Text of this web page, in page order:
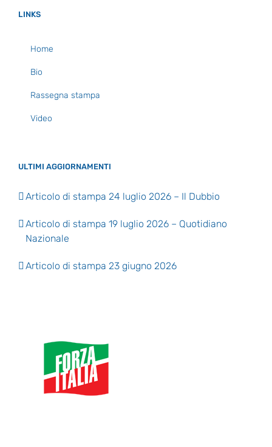
LINKS
Home
Bio
Rassegna stampa
Video
ULTIMI AGGIORNAMENTI
Articolo di stampa 24 luglio 2026 – Il Dubbio
Articolo di stampa 19 luglio 2026 – Quotidiano
Nazionale
Articolo di stampa 23 giugno 2026